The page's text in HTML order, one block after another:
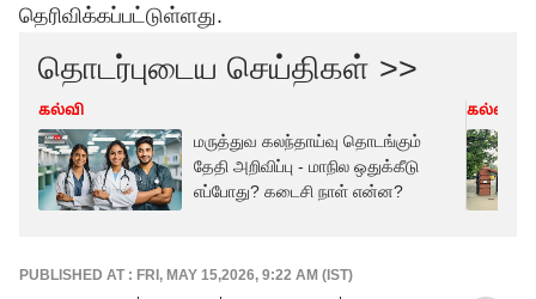
தெரிவிக்கப்பட்டுள்ளது.
தொடர்புடைய செய்திகள் >>
கல்வி
மருத்துவ கலந்தாய்வு தொடங்கும்
தேதி அறிவிப்பு - மாநில ஒதுக்கீடு
எப்போது? கடைசி நாள் என்ன?
கல்வி
PUBLISHED AT : FRI, MAY 15,2026, 9:22 AM (IST)